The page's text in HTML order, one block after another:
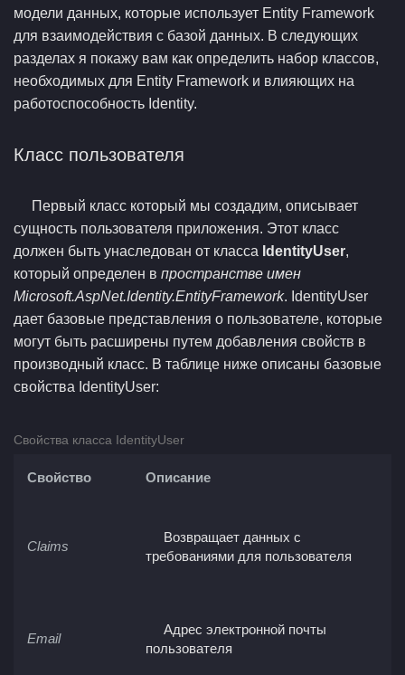
модели данных, которые использует Entity Framework
для взаимодействия с базой данных. В следующих
разделах я покажу вам как определить набор классов,
необходимых для Entity Framework и влияющих на
работоспособность Identity.
Класс пользователя
Первый класс который мы создадим, описывает
сущность пользователя приложения. Этот класс
должен быть унаследован от класса IdentityUser,
который определен в пространстве имен
Microsoft.AspNet.Identity.EntityFramework. IdentityUser
дает базовые представления о пользователе, которые
могут быть расширены путем добавления свойств в
производный класс. В таблице ниже описаны базовые
свойства IdentityUser:
Свойства класса IdentityUser
Свойство Описание
Claims
Возвращает данных с
требованиями для пользователя
Email
Адрес электронной почты
пользователя